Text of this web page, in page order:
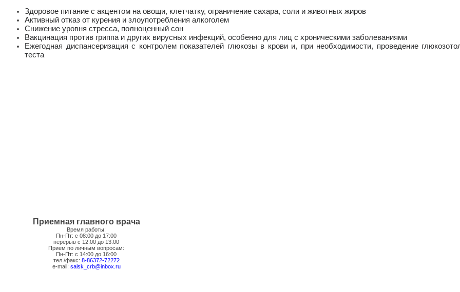
Здоровое питание с акцентом на овощи, клетчатку, ограничение сахара, соли и животных жиров
Активный отказ от курения и злоупотребления алкоголем
Снижение уровня стресса, полноценный сон
Вакцинация против гриппа и других вирусных инфекций, особенно для лиц с хроническими заболеваниями
Ежегодная диспансеризация с контролем показателей глюкозы в крови и, при необходимости, проведение
теста
Приемная главного врача
Время работы:
Пн-Пт: с 08:00 до 17:00
перерыв с 12:00 до 13:00
Прием по личным вопросам:
Пн-Пт: с 14:00 до 16:00
тел./факс: 8-86372-72272
e-mail: salsk_crb@inbox.ru